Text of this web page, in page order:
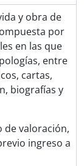
Alejandro Bustillo]
de Alejandro Bustillo]
Bustillo]
Bustillo]
Bustillo]
Bustillo]
(parte)
Alexander
Hardoy
y obra de
por
en las que
entre
cartas,
biografías y
de valoración,
ingreso a